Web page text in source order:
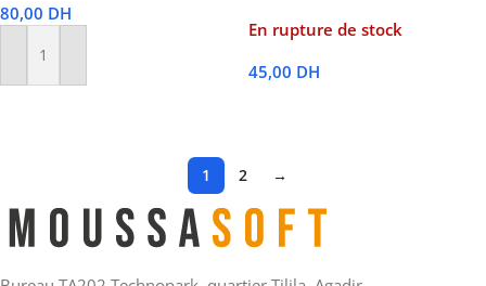
80,00 DH
Ajouter Au Panier
En rupture de stock
45,00 DH
1 2 →